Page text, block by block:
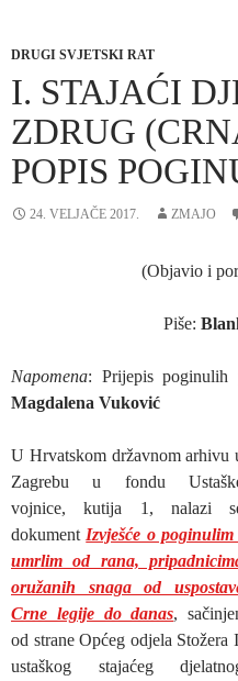
DRUGI SVJETSKI RAT
I. STAJAĆI
ZDRUG
POPIS
24. VELJAČE 2017. ZMAJO
(Objavio i
Piše:
Napomena: Prijepis poginulih
Magdalena Vuković
U Hrvatskom državnom arhivu
Zagrebu u fondu
vojnice, kutija 1, nalazi
dokument Izvješće o
umrlim od rana,
oružanih snaga od
Crne legije do danas,
od strane Općeg odjela Stožera
ustaškog stajaćeg